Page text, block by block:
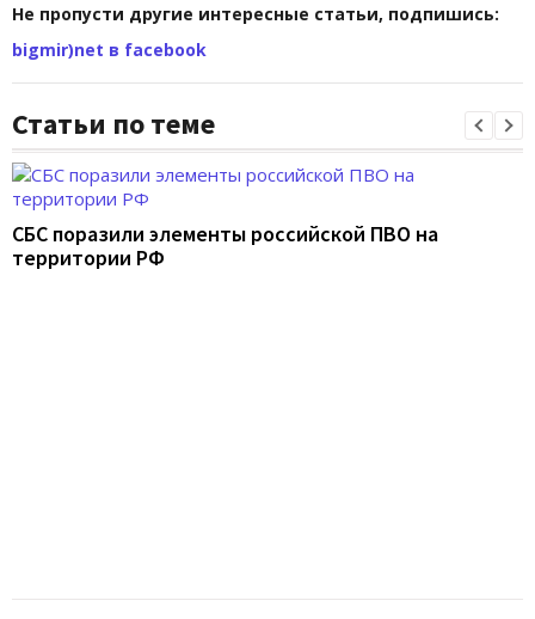
Не пропусти другие интересные статьи, подпишись:
bigmir)net в facebook
Статьи по теме
СБС поразили элементы российской ПВО на
территории РФ